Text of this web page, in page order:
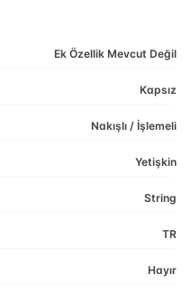
Ek Özellik Mevcut Değil
Kapsız
Nakışlı / İşlemeli
Yetişkin
String
TR
Hayır